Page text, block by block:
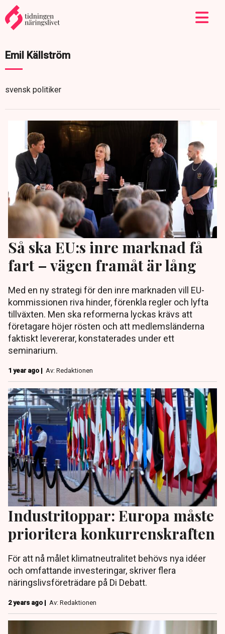
Emil Källström
svensk politiker
Så ska EU:s inre marknad få
fart – vägen framåt är lång
Med en ny strategi för den inre marknaden vill EU-
kommissionen riva hinder, förenkla regler och lyfta
tillväxten. Men ska reformerna lyckas krävs att
företagare höjer rösten och att medlemsländerna
faktiskt levererar, konstaterades under ett
seminarium.
1 year ago | Av: Redaktionen
Industritoppar: Europa måste
prioritera konkurrenskraften
För att nå målet klimatneutralitet behövs nya idéer
och omfattande investeringar, skriver flera
näringslivsföreträdare på Di Debatt.
2 years ago | Av: Redaktionen